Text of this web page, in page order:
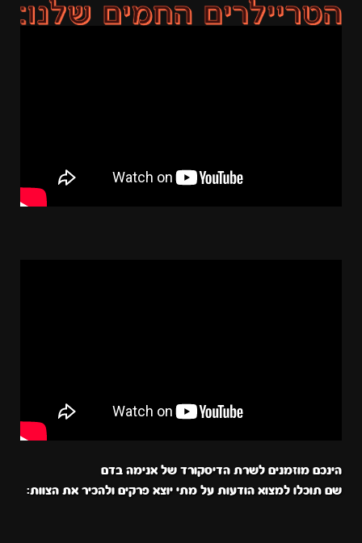
הינכם מוזמנים לשרת הדיסקורד של אנימה בדם
שם תוכלו למצוא הודעות על מתי יוצא פרקים ולהכיר את הצוות: